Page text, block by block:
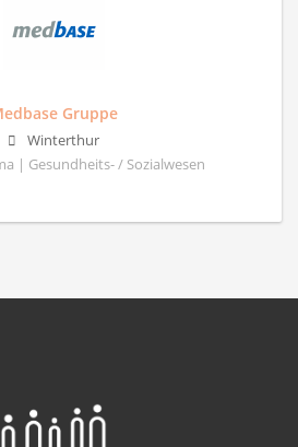
Gruppe
Winterthur
| Gesundheits- / Sozialwesen